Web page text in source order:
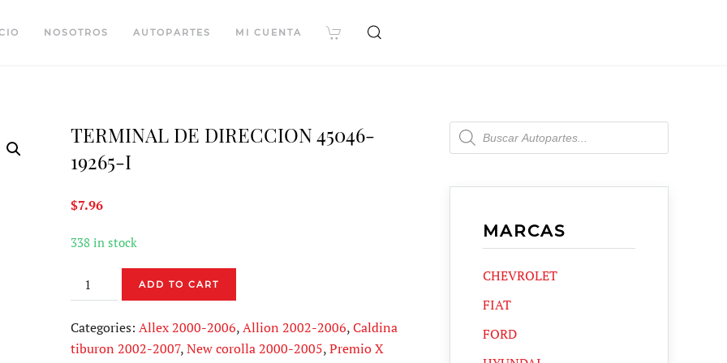
NOSOTROS AUTOPARTES MI CUENTA
TERMINAL DE DIRECCION 45046-
19265-I
$7.96
338 in stock
TERMINAL
DE
DIRECCION
45046-
ADD TO CART
Categories: Allex 2000-2006,Allion 2002-2006,Caldina
tiburon 2002-2007,New corolla 2000-2005,Premio X
Products
search
MARCAS
CHEVROLET
FIAT
FORD